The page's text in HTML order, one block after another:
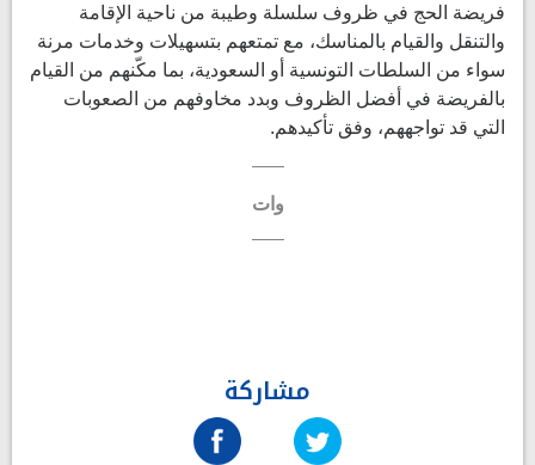
فريضة الحج في ظروف سلسلة وطيبة من ناحية الإقامة
والتنقل والقيام بالمناسك، مع تمتعهم بتسهيلات وخدمات مرنة
سواء من السلطات التونسية أو السعودية، بما مكّنهم من القيام
بالفريضة في أفضل الظروف وبدد مخاوفهم من الصعوبات
التي قد تواجههم، وفق تأكيدهم.
وات
مشاركة